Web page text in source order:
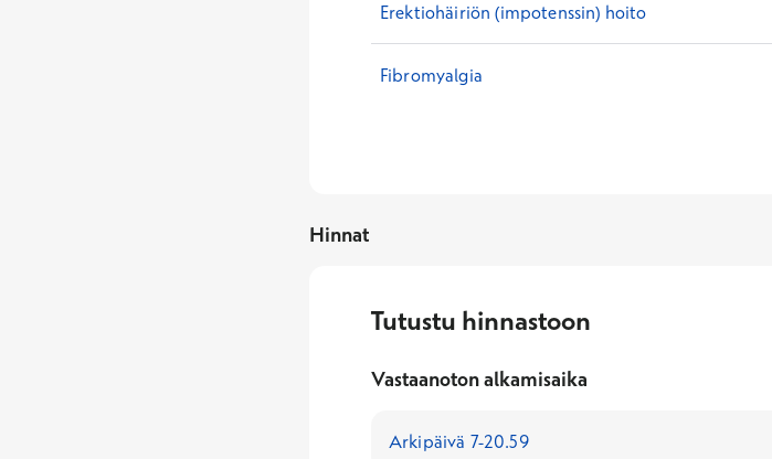
Erektiohäiriön (impotenssin) hoito
Fibromyalgia
Hinnat
Tutustu hinnastoon
Vastaanoton alkamisaika